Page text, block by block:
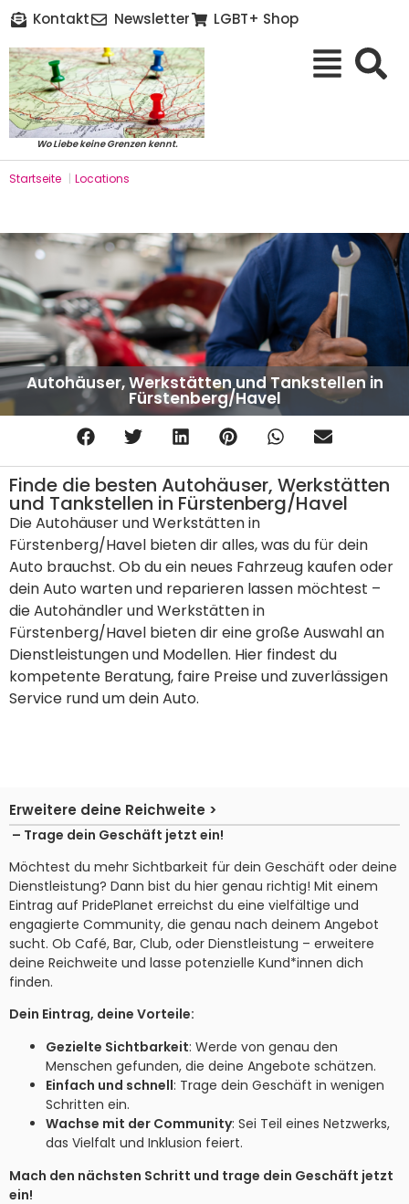
Kontakt Newsletter LGBT+ Shop
Wo Liebe keine Grenzen kennt.
Startseite | Locations
Autohäuser, Werkstätten und Tankstellen in
Fürstenberg/Havel
Finde die besten Autohäuser, Werkstätten
und Tankstellen in Fürstenberg/Havel
Die Autohäuser und Werkstätten in
Fürstenberg/Havel bieten dir alles, was du für dein
Auto brauchst. Ob du ein neues Fahrzeug kaufen oder
dein Auto warten und reparieren lassen möchtest –
die Autohändler und Werkstätten in
Fürstenberg/Havel bieten dir eine große Auswahl an
Dienstleistungen und Modellen. Hier findest du
kompetente Beratung, faire Preise und zuverlässigen
Service rund um dein Auto.
Erweitere deine Reichweite >
– Trage dein Geschäft jetzt ein!
Möchtest du mehr Sichtbarkeit für dein Geschäft oder deine
Dienstleistung? Dann bist du hier genau richtig! Mit einem
Eintrag auf PridePlanet erreichst du eine vielfältige und
engagierte Community, die genau nach deinem Angebot
sucht. Ob Café, Bar, Club, oder Dienstleistung – erweitere
deine Reichweite und lasse potenzielle Kund*innen dich
finden.
Dein Eintrag, deine Vorteile:
Gezielte Sichtbarkeit: Werde von genau den
Menschen gefunden, die deine Angebote schätzen.
Einfach und schnell: Trage dein Geschäft in wenigen
Schritten ein.
Wachse mit der Community: Sei Teil eines Netzwerks,
das Vielfalt und Inklusion feiert.
Mach den nächsten Schritt und trage dein Geschäft jetzt
ein!